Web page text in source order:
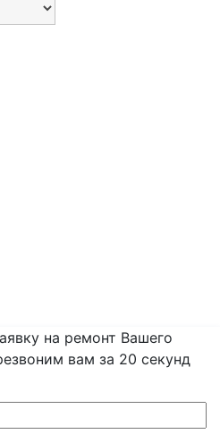
на ремонт Вашего
вам за 20 секунд